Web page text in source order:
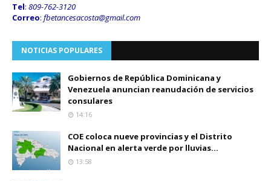
Tel: 809-762-3120
Correo: fbetancesacosta@gmail.com
NOTICIAS POPULARES
Gobiernos de República Dominicana y
Venezuela anuncian reanudación de servicios
consulares
14:16
COE coloca nueve provincias y el Distrito
Nacional en alerta verde por lluvias...
13:58